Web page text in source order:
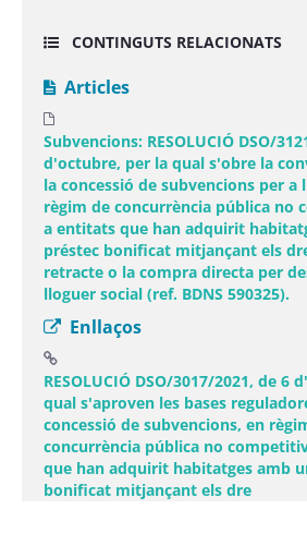
CONTINGUTS RELACIONATS
Articles
Subvencions: RESOLUCIÓ DSO/
d'octubre, per la qual s'obre la
la concessió de subvencions per a
règim de concurrència pública no
a entitats que han adquirit
préstec bonificat mitjançant els
retracte o la compra directa per
lloguer social (ref. BDNS 590325).
Enllaços
RESOLUCIÓ DSO/3017/2021, de 6
qual s'aproven les bases
concessió de subvencions, en
concurrència pública no
que han adquirit habitatges amb
bonificat mitjançant els dre(Obre